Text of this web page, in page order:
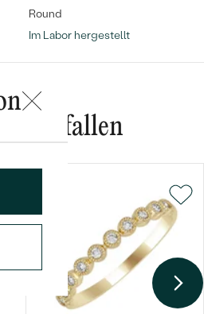
Round
Im Labor hergestellt
gefallen